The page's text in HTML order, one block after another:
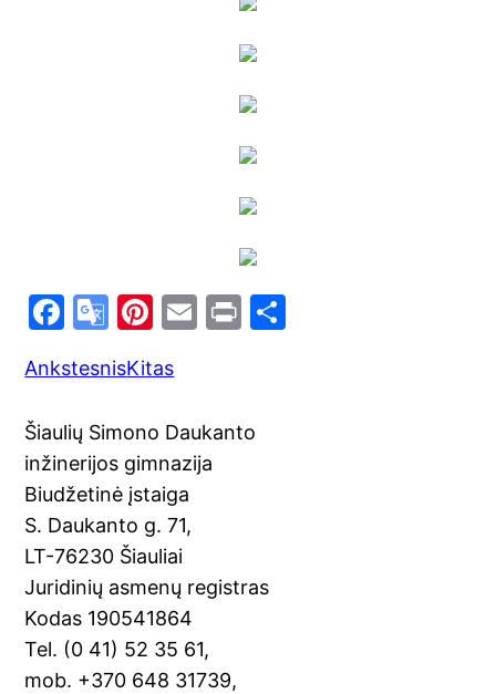
F
c
e
b
o
o
k
G
o
gl
e
Tr
a
n
sl
at
e
Pi
er
e
st
E
l
Pr
AnkstesnisKitas
Šiaulių Simono Daukanto
inžinerijos gimnazija
Biudžetinė įstaiga
S. Daukanto g. 71,
LT-76230 Šiauliai
Juridinių asmenų registras
Kodas 190541864
Tel. (0 41) 52 35 61,
mob. +370 648 31739,